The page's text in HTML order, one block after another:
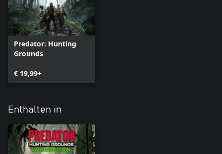
Predator: Hunting
Grounds
€ 19,99+
Enthalten in